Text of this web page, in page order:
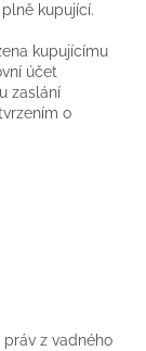
kupující.
kupujícímu
účet
zaslání
o
z vadného